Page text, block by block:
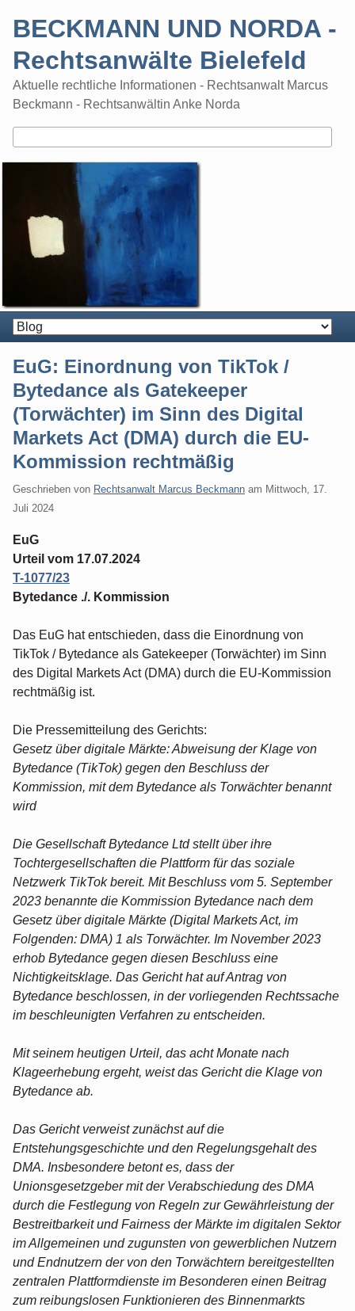
BECKMANN UND NORDA -
Rechtsanwälte Bielefeld
Aktuelle rechtliche Informationen - Rechtsanwalt Marcus
Beckmann - Rechtsanwältin Anke Norda
EuG: Einordnung von TikTok /
Bytedance als Gatekeeper
(Torwächter) im Sinn des Digital
Markets Act (DMA) durch die EU-
Kommission rechtmäßig
Geschrieben von Rechtsanwalt Marcus Beckmann am Mittwoch, 17.
Juli 2024
EuG
Urteil vom 17.07.2024
T-1077/23
Bytedance ./. Kommission
Das EuG hat entschieden, dass die Einordnung von
TikTok / Bytedance als Gatekeeper (Torwächter) im Sinn
des Digital Markets Act (DMA) durch die EU-Kommission
rechtmäßig ist.
Die Pressemitteilung des Gerichts:
Gesetz über digitale Märkte: Abweisung der Klage von
Bytedance (TikTok) gegen den Beschluss der
Kommission, mit dem Bytedance als Torwächter benannt
wird
Die Gesellschaft Bytedance Ltd stellt über ihre
Tochtergesellschaften die Plattform für das soziale
Netzwerk TikTok bereit. Mit Beschluss vom 5. September
2023 benannte die Kommission Bytedance nach dem
Gesetz über digitale Märkte (Digital Markets Act, im
Folgenden: DMA) 1 als Torwächter. Im November 2023
erhob Bytedance gegen diesen Beschluss eine
Nichtigkeitsklage. Das Gericht hat auf Antrag von
Bytedance beschlossen, in der vorliegenden Rechtssache
im beschleunigten Verfahren zu entscheiden.
Mit seinem heutigen Urteil, das acht Monate nach
Klageerhebung ergeht, weist das Gericht die Klage von
Bytedance ab.
Das Gericht verweist zunächst auf die
Entstehungsgeschichte und den Regelungsgehalt des
DMA. Insbesondere betont es, dass der
Unionsgesetzgeber mit der Verabschiedung des DMA
durch die Festlegung von Regeln zur Gewährleistung der
Bestreitbarkeit und Fairness der Märkte im digitalen Sektor
im Allgemeinen und zugunsten von gewerblichen Nutzern
und Endnutzern der von den Torwächtern bereitgestellten
zentralen Plattformdienste im Besonderen einen Beitrag
zum reibungslosen Funktionieren des Binnenmarkts